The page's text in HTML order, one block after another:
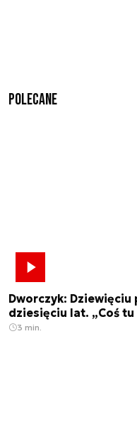
Polecane
Dworczyk: Dziewięciu
dziesięciu lat. „Coś tu
3 min.